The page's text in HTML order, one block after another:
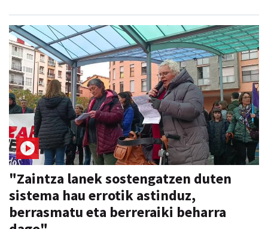
"Zaintza lanek sostengatzen duten
sistema hau errotik astinduz,
berrasmatu eta berreraiki beharra